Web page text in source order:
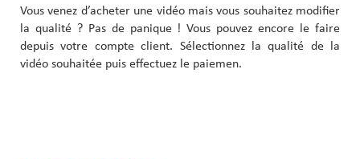
Vous venez d’acheter une vidéo mais vous souhaitez modifier
la qualité ? Pas de panique ! Vous pouvez encore le faire
depuis votre compte client. Sélectionnez la qualité de la
vidéo souhaitée puis effectuez le paiemen.